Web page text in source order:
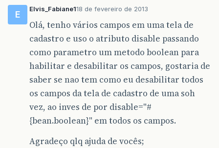
E
Elvis_Fabiane118 de fevereiro de 2013
Olá, tenho vários campos em uma tela de
cadastro e uso o atributo disable passando
como parametro um metodo boolean para
habilitar e desabilitar os campos, gostaria de
saber se nao tem como eu desabilitar todos
os campos da tela de cadastro de uma soh
vez, ao inves de por disable="#
{bean.boolean}" em todos os campos.
Agradeço qlq ajuda de vocês;